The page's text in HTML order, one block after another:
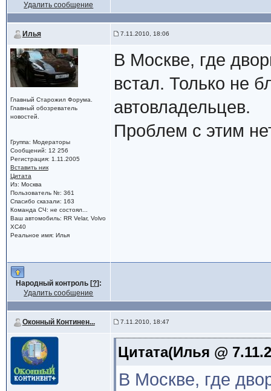
Удалить сообщение
Илья 7.11.2010, 18:06
Главный Старожил Форума.
Главный обозреватель
новостей.
Группа: Модераторы
Сообщений: 12 256
Регистрация: 1.11.2005
Вставить ник
Цитата
Из: Москва
Пользователь №: 361
Спасибо сказали: 163
Команда СЧ: не состоял...
Ваш автомобиль: RR Velar, Volvo
XC40
Реальное имя: Илья
В Москве, где
встал. Только не
автовладельцев.
Проблем с этим
Народный контроль [?]:
Удалить сообщение
Оконный Континен... 7.11.2010, 18:47
Цитата(Илья @
В Москве, где